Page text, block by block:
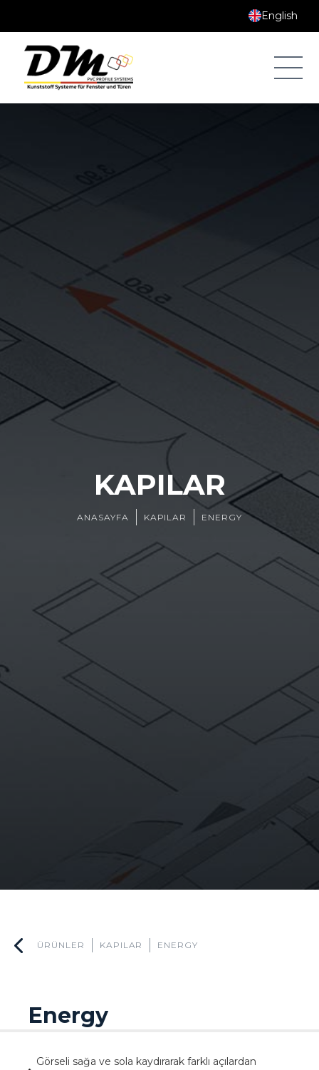
English
KAPILAR
ANASAYFA KAPILAR ENERGY
ÜRÜNLER KAPILAR ENERGY
Energy
Görseli sağa ve sola kaydırarak farklı açılardan